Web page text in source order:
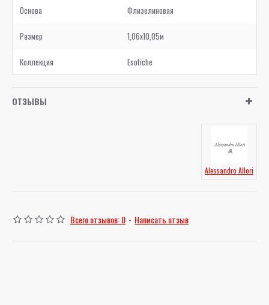
Основа Флизелиновая
Размер 1,06x10,05м
Коллекция Esotiche
ОТЗЫВЫ
Alessandro Allori
Всего отзывов: 0 - Написать отзыв